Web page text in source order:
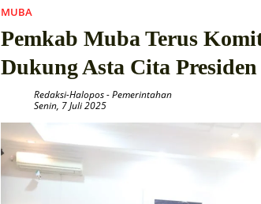
MUBA
Pemkab Muba Terus
Dukung Asta Cita Presiden
Redaksi-Halopos-Pemerintahan
Senin, 7 Juli 2025